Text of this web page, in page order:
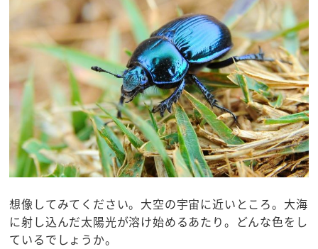
想像してみてください。大空の宇宙に近いところ。大海
に射し込んだ太陽光が溶け始めるあたり。どんな色をし
ているでしょうか。